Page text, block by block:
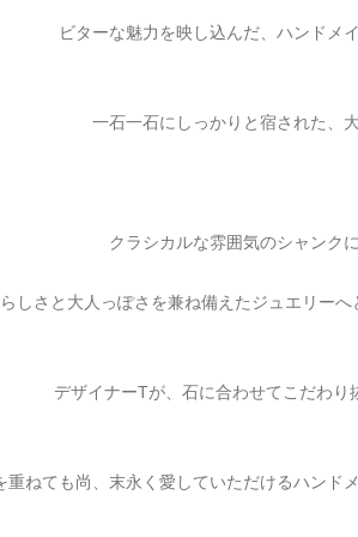
ビターな魅力を映し込んだ、ハンドメ
一石一石にしっかりと宿された、大
クラシカルな雰囲気のシャンク
しさと大人っぽさを兼ね備えたジュエリー
デザイナーTが、石に合わせてこだわり
重ねても尚、末永く愛していただけるハンド